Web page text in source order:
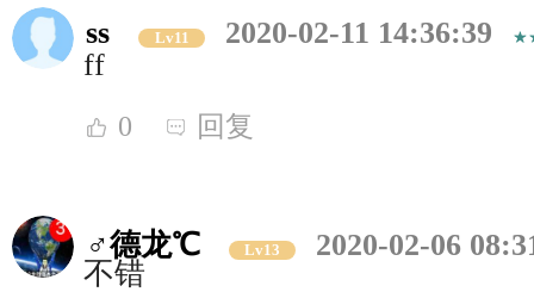
ss Lv11
2020-02-11 14:36:39
ff
0 回复
♂德龙℃ Lv13
2020-02-06
不错